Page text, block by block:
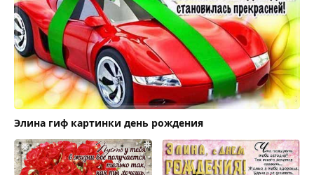
Элина гиф картинки день рождения